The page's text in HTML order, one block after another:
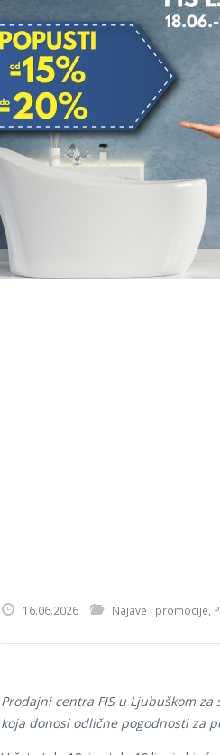
16.06.2026 Najave i promocije
Prodajni centra FIS u Ljubuškom
koja donosi odlične pogodnosti za